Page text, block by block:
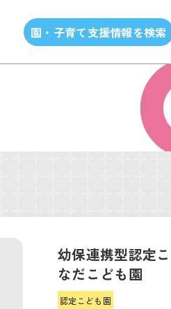
園・子育て支援情報を検索
幼保連携型認定
なだこども園
認定こども園